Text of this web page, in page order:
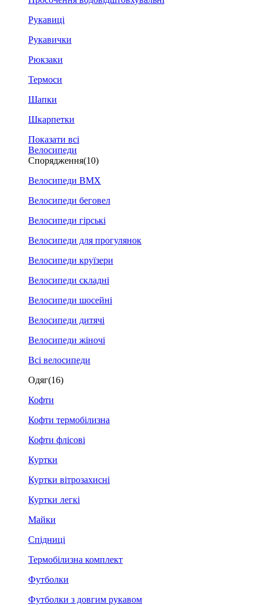
Рукавиці
Рукавички
Рюкзаки
Термоси
Шапки
Шкарпетки
Показати всі
Велосипеди
Спорядження(10)
Велосипеди BMX
Велосипеди беговел
Велосипеди гірські
Велосипеди для прогулянок
Велосипеди круїзери
Велосипеди складні
Велосипеди шосейні
Велосипеди дитячі
Велосипеди жіночі
Всі велосипеди
Одяг(16)
Кофти
Кофти термобілизна
Кофти флісові
Куртки
Куртки вітрозахисні
Куртки легкі
Майки
Спідниці
Термобілизна комплект
Футболки
Футболки з довгим рукавом